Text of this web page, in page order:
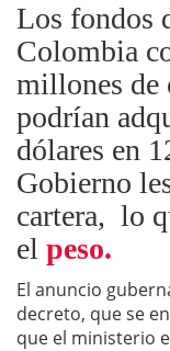
Los fondos
Colombia
millones de
podrían
dólares en
Gobierno
cartera, lo
el peso.
El anuncio
decreto, que se
que el ministerio